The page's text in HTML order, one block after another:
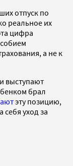
отпуск по
реальное их
цифра
а не к
выступают
брал
эту позицию,
себя уход за